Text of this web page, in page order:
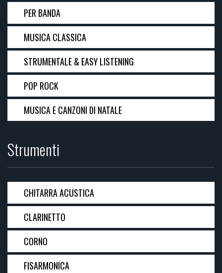
PER BANDA
MUSICA CLASSICA
STRUMENTALE & EASY LISTENING
POP ROCK
MUSICA E CANZONI DI NATALE
Strumenti
CHITARRA ACUSTICA
CLARINETTO
CORNO
FISARMONICA